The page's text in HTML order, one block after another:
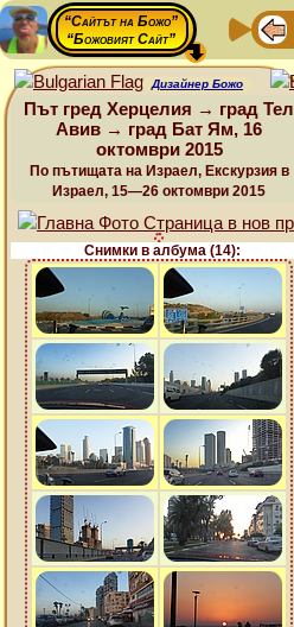
“Сайтът на Божо”
“Божовият Сайт”
Дизайнер Божо
Път гред Херцелия → град Тел
Авив → град Бат Ям, 16
октомври 2015
По пътищата на Израел, Екскурзия в
Израел, 15—26 октомври 2015
Снимки в албума (14):